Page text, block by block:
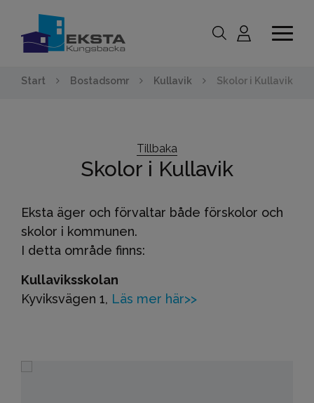
Start Bostadsomr Kullavik Skolor i Kullavik
Tillbaka
Skolor i Kullavik
Eksta äger och förvaltar både förskolor och
skolor i kommunen.
I detta område finns:
Kullaviksskolan
Kyviksvägen 1, Läs mer här>>